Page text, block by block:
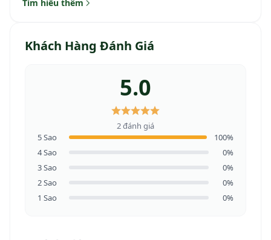
Tìm hiểu thêm
Khách Hàng Đánh Giá
5.0
2 đánh giá
5 Sao
100%
4 Sao
0%
3 Sao
0%
2 Sao
0%
1 Sao
0%